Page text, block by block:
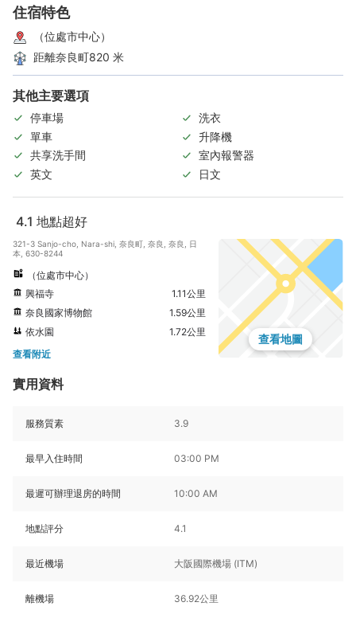
住宿特色
（位處市中心）
距離奈良町820 米
其他主要選項
停車場
洗衣
單車
升降機
共享洗手間
室內報警器
英文
日文
4.1 地點超好
321-3 Sanjo-cho, Nara-shi, 奈良町, 奈良, 奈良, 日
本, 630-8244
（位處市中心）
興福寺
1.11公里
奈良國家博物館
1.59公里
依水園
1.72公里
查看附近
查看地圖
實用資料
服務質素 3.9
最早入住時間 03:00 PM
最遲可辦理退房的時間 10:00 AM
地點評分 4.1
最近機場 大阪國際機場 (ITM)
離機場 36.92公里